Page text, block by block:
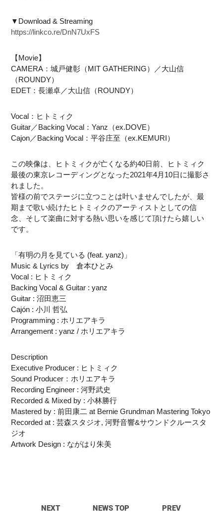
▼Download & Streaming
https://linkco.re/DnN7UxFS
【Movie】
CAMERA：城戸健彰（MIT GATHERING）／大山信
（ROUNDY）
EDET：長瀬卓／大山信（ROUNDY）
Vocal：ヒトミィク
Guitar／Backing Vocal：Yanz（ex.DOVE）
Cajon／Backing Vocal：平谷庄至（ex.KEMURI）
この映像は、ヒトミィクが亡くなる約40日前、ヒトミィク
最後の東京レコーディングとなった2021年4月10日に撮影さ
れました。
皆様の前でステージに立つことは叶いませんでしたが、最
期まで歌い続けたヒトミィクのアーティストとしての信
念、そして楽曲に対する熱い思いを感じて頂けたら嬉しい
です。
「有明の月を見ている (feat. yanz)」
Music & Lyrics by 倉本ひとみ
Vocal : ヒトミィク
Backing Vocal & Guitar : yanz
Guitar : 沼田恵三
Cajón : 小川 哲弘
Programming : ホリエアキラ
Arrangement : yanz / ホリエアキラ
Description
Executive Producer : ヒトミィク
Sound Producer：ホリエアキラ
Recording Engineer : 河野武史
Recorded & Mixed by : 小林勝行
Mastered by : 前田康二 at Bernie Grundman Mastering Tokyo
Recorded at : 芸森スタジオ, 河野音響&サウンドクルースタ
ジオ
Artwork Design : ながはり朱美
NEXT NEWS TOP PREV